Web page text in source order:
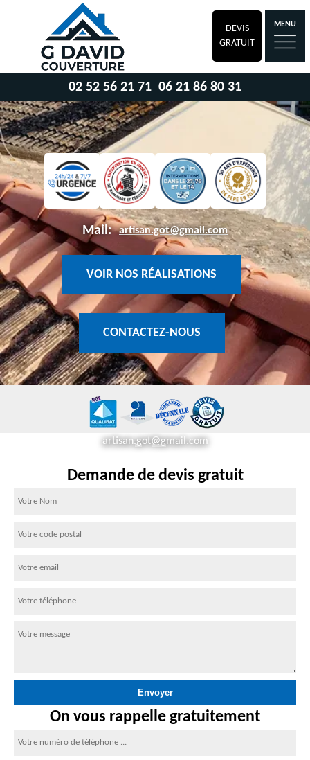
DEVIS
GRATUIT
MENU
02 52 56 21 71 06 21 86 80 31
Mail: artisan.got@gmail.com
VOIR NOS RÉALISATIONS
CONTACTEZ-NOUS
artisan.got@gmail.com
Demande de devis gratuit
On vous rappelle gratuitement